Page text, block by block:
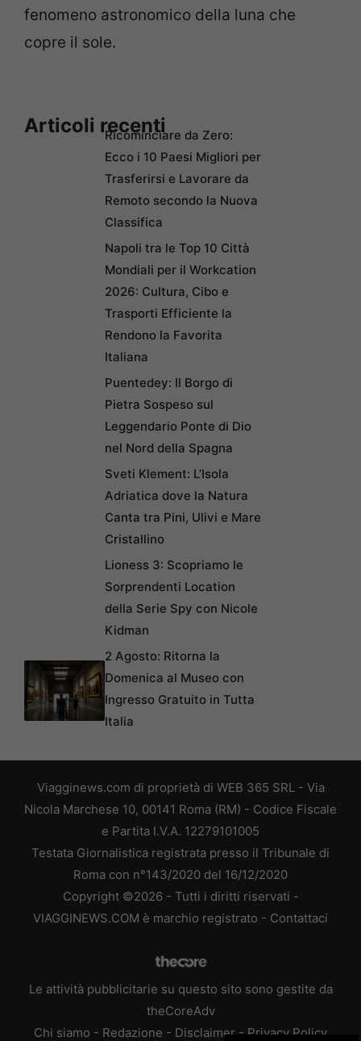
fenomeno astronomico della luna che
copre il sole.
Articoli recentiRicominciare da Zero:
Ecco i 10 Paesi Migliori per
Trasferirsi e Lavorare da
Remoto secondo la Nuova
Classifica
Napoli tra le Top 10 Città
Mondiali per il Workcation
2026: Cultura, Cibo e
Trasporti Efficiente la
Rendono la Favorita
Italiana
Puentedey: Il Borgo di
Pietra Sospeso sul
Leggendario Ponte di Dio
nel Nord della Spagna
Sveti Klement: L’Isola
Adriatica dove la Natura
Canta tra Pini, Ulivi e Mare
Cristallino
Lioness 3: Scopriamo le
Sorprendenti Location
della Serie Spy con Nicole
Kidman
2 Agosto: Ritorna la
Domenica al Museo con
Ingresso Gratuito in Tutta
Italia
Viagginews.com di proprietà di WEB 365 SRL - Via
Nicola Marchese 10, 00141 Roma (RM) - Codice Fiscale
e Partita I.V.A. 12279101005
Testata Giornalistica registrata presso il Tribunale di
Roma con n°143/2020 del 16/12/2020
Copyright ©2026 - Tutti i diritti riservati -
VIAGGINEWS.COM è marchio registrato - Contattaci
Le attività pubblicitarie su questo sito sono gestite da
theCoreAdv
Chi siamo - Redazione - Disclaimer - Privacy Policy